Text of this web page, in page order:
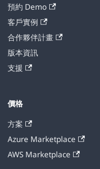
預約 Demo
客戶實例
合作夥伴計畫
版本資訊
支援
價格
方案
Azure Marketplace
AWS Marketplace